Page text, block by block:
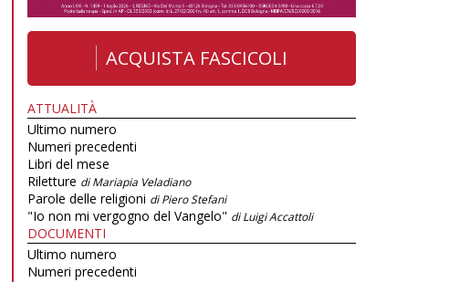
ACQUISTA FASCICOLI
ATTUALITÀ
Ultimo numero
Numeri precedenti
Libri del mese
Riletture di Mariapia Veladiano
Parole delle religioni di Piero Stefani
"Io non mi vergogno del Vangelo" di Luigi Accattoli
DOCUMENTI
Ultimo numero
Numeri precedenti